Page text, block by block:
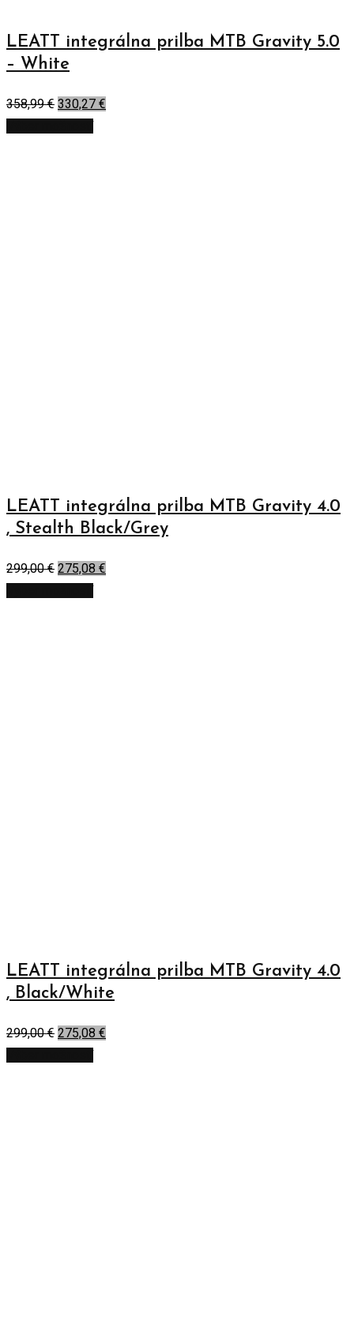
LEATT integrálna prilba MTB Gravity 5.0
– White
358,99€ 330,27 €
LEATT integrálna prilba MTB Gravity 4.0
, Stealth Black/Grey
299,00€ 275,08 €
LEATT integrálna prilba MTB Gravity 4.0
, Black/White
299,00€ 275,08 €